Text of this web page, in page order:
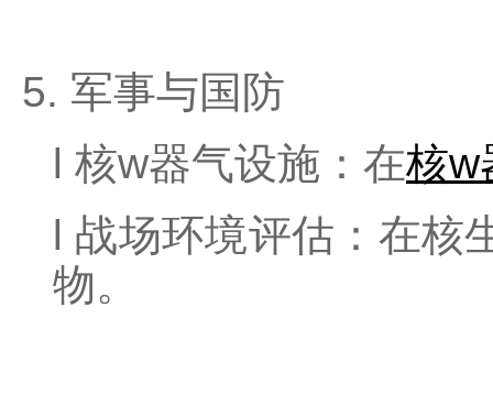
5. 军事与国防
l 核w器气设施：在核w
l 战场环境评估：在核
物。